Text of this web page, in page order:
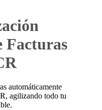
Facturas
automáticamente
agilizando todo tu